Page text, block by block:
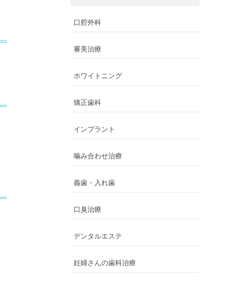
口腔外科
審美治療
ホワイトニング
矯正歯科
インプラント
噛み合わせ治療
義歯・入れ歯
口臭治療
デンタルエステ
妊婦さんの歯科治療